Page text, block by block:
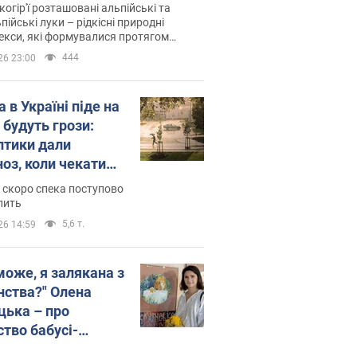
розташовані альпійські та
луки – рідкісні природні
які формувалися протягом
23:00 444
в Україні піде на
грози:
дали
коли чекати
погоди
скоро спека поступово
14:59 5,6 т.
я залякана з
Олена
– про
бабусі-